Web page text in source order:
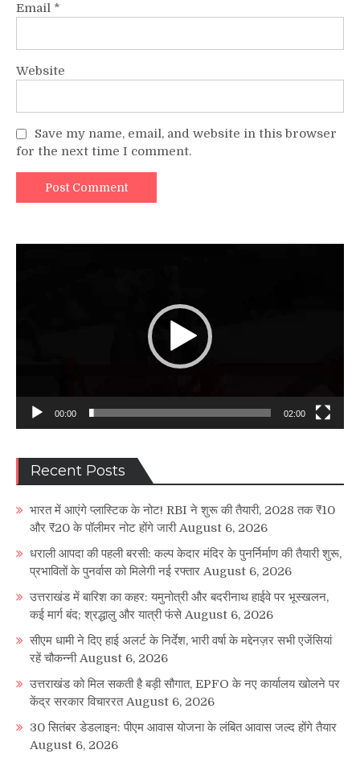
Email *
Website
Save my name, email, and website in this browser
for the next time I comment.
00:00 02:00
Recent Posts
भारत में आएंगे प्लास्टिक के नोट! RBI ने शुरू की तैयारी, 2028 तक ₹10
और ₹20 के पॉलीमर नोट होंगे जारी August 6, 2026
धराली आपदा की पहली बरसी: कल्प केदार मंदिर के पुनर्निर्माण की तैयारी शुरू,
प्रभावितों के पुनर्वास को मिलेगी नई रफ्तार August 6, 2026
उत्तराखंड में बारिश का कहर: यमुनोत्री और बदरीनाथ हाईवे पर भूस्खलन,
कई मार्ग बंद; श्रद्धालु और यात्री फंसे August 6, 2026
सीएम धामी ने दिए हाई अलर्ट के निर्देश, भारी वर्षा के मद्देनज़र सभी एजेंसियां
रहें चौकन्नी August 6, 2026
उत्तराखंड को मिल सकती है बड़ी सौगात, EPFO के नए कार्यालय खोलने पर
केंद्र सरकार विचाररत August 6, 2026
30 सितंबर डेडलाइन: पीएम आवास योजना के लंबित आवास जल्द होंगे तैयार
August 6, 2026